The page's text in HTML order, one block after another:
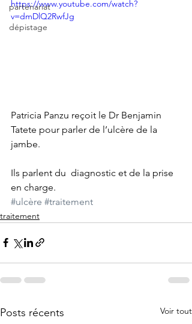
partenariat
dépistage
https://www.youtube.com/watch?
v=dmDlQ2RwfJg
Patricia Panzu reçoit le Dr Benjamin
Tatete pour parler de l’ulcère de la
jambe.
Ils parlent du  diagnostic et de la prise
en charge.
#ulcère #traitement
traitement
Posts récents Voir tout